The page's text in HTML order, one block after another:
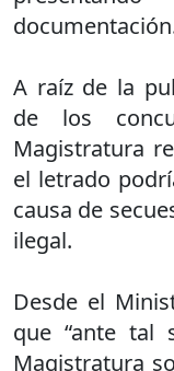
A raíz de la
de los
Magistratura
el letrado
causa de
ilegal.
Desde el
que “ante tal
Magistratura